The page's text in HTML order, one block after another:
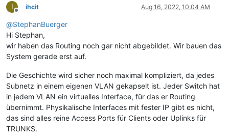
I
Offline
ihcit Aug 16, 2022, 10:04 AM
@StephanBuerger
Hi Stephan,
wir haben das Routing noch gar nicht abgebildet. Wir bauen das
System gerade erst auf.
Die Geschichte wird sicher noch maximal kompliziert, da jedes
Subnetz in einem eigenen VLAN gekapselt ist. Jeder Switch hat
in jedem VLAN ein virtuelles Interface, für das er Routing
übernimmt. Physikalische Interfaces mit fester IP gibt es nicht,
das sind alles reine Access Ports für Clients oder Uplinks für
TRUNKS.